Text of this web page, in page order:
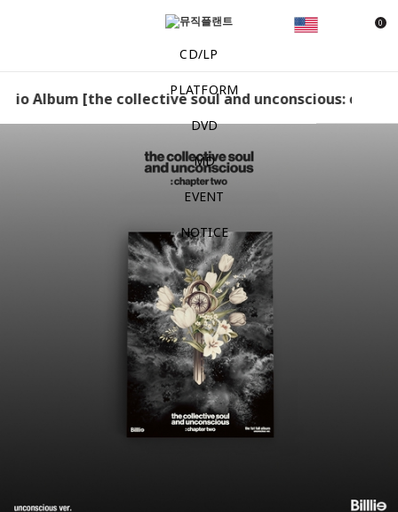
0
CD/LP
PLATFORM
DVD
MD
EVENT
NOTICE
Album [the collective soul and unconscious: